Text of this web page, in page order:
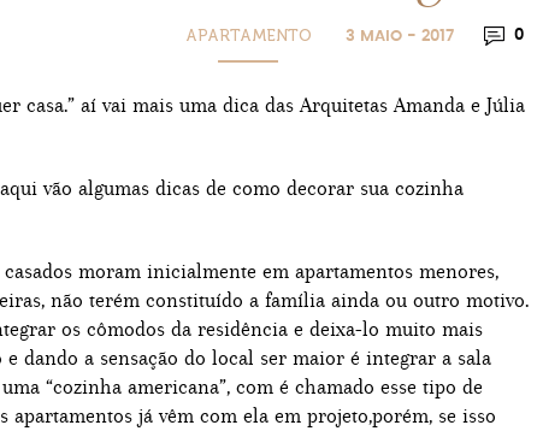
APARTAMENTO 3 MAIO - 2017 0
casa.” aí vai mais uma dica das Arquitetas Amanda e Júlia
vão algumas dicas de como decorar sua cozinha
moram inicialmente em apartamentos menores,
não terém constituído a família ainda ou outro motivo.
os cômodos da residência e deixa-lo muito mais
dando a sensação do local ser maior é integrar a sala
“cozinha americana”, com é chamado esse tipo de
apartamentos já vêm com ela em projeto,porém, se isso